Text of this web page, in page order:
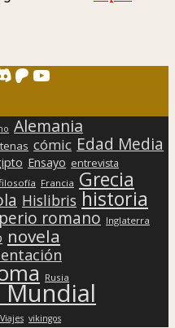
Patreon
YouTube
Alemania
cómic Edad Media
Ensayo entrevista
Francia Grecia
Hislibris historia
romano Inglaterra
novela
Rusia
Viajes vikingos